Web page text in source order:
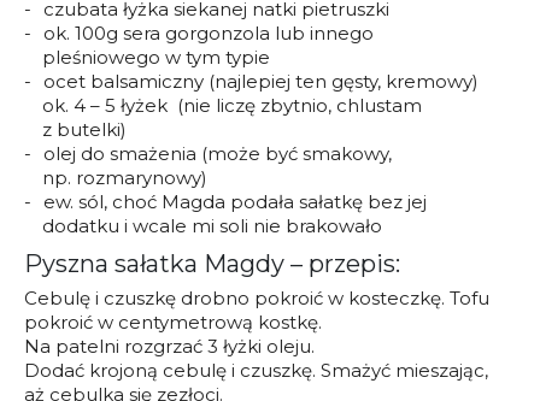
czubata łyżka siekanej natki pietruszki
ok. 100g sera gorgonzola lub innego
pleśniowego w tym typie
ocet balsamiczny (najlepiej ten gęsty, kremowy)
ok. 4 – 5 łyżek (nie liczę zbytnio, chlustam
z butelki)
olej do smażenia (może być smakowy,
np. rozmarynowy)
ew. sól, choć Magda podała sałatkę bez jej
dodatku i wcale mi soli nie brakowało
Pyszna sałatka Magdy – przepis:
Cebulę i czuszkę drobno pokroić w kosteczkę. Tofu
pokroić w centymetrową kostkę.
Na patelni rozgrzać 3 łyżki oleju.
Dodać krojoną cebulę i czuszkę. Smażyć mieszając,
aż cebulka się zezłoci.